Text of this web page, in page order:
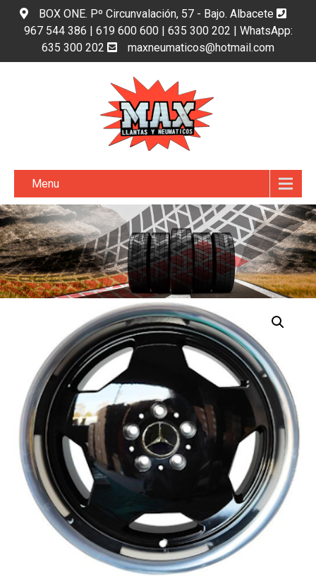
BOX ONE. Pº Circunvalación, 57 - Bajo. Albacete
967 544 386 | 619 600 600 | 635 300 202 | WhatsApp:
635 300 202
maxneumaticos@hotmail.com
Menu